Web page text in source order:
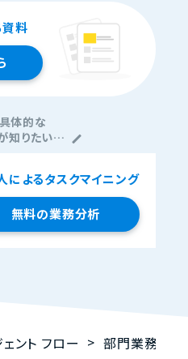
料
体的な
知りたい…
によるタスクマイニング
無料の業務分析
ント フロー 部門業務別